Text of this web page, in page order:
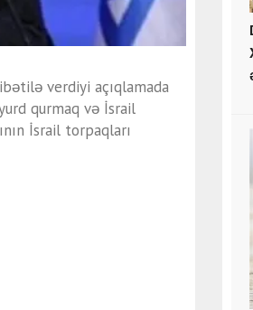
verdiyi açıqlamada
qurmaq və İsrail
İsrail torpaqları